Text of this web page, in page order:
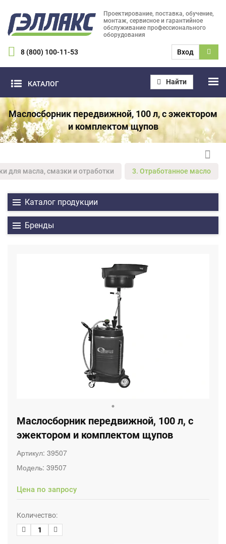
Проектирование, поставка, обучение,
монтаж, сервисное и гарантийное
обслуживание профессионального
оборудования
8 (800) 100-11-53 Вход
КАТАЛОГ Найти
Маслосборник передвижной, 100 л, с эжектором
и комплектом щупов
для масла, смазки и отработки 3. Отработанное масло
Каталог продукции
Бренды
Маслосборник передвижной, 100 л, с
эжектором и комплектом щупов
Артикул: 39507
Модель: 39507
Цена по запросу
Количество: